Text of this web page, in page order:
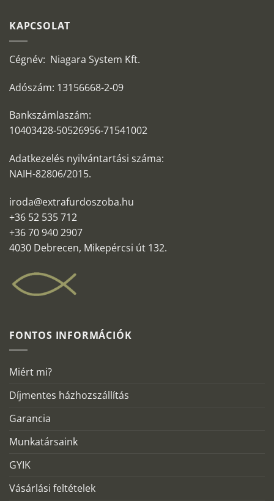
KAPCSOLAT
Cégnév: Niagara System Kft.
Adószám: 13156668-2-09
Bankszámlaszám:
10403428-50526956-71541002
Adatkezelés nyilvántartási száma:
NAIH-82806/2015.
iroda@extrafurdoszoba.hu
+36 52 535 712
+36 70 940 2907
4030 Debrecen, Mikepércsi út 132.
FONTOS INFORMÁCIÓK
Miért mi?
Díjmentes házhozszállítás
Garancia
Munkatársaink
GYIK
Vásárlási feltételek